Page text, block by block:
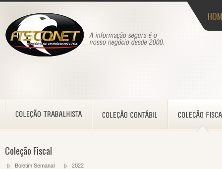
Coleção Fiscal
Boletim Semanal 2022